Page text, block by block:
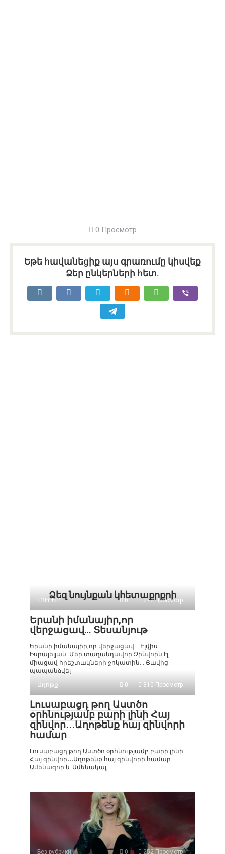
0 Просмотр
Եթե հավանեցիք այս գրառումը կիսվեք
Ձեր ընկերների հետ.
Ձեզ նույնքան կհետաքրքրի
ԼՈՒՐԵՐ 0 272 Просмотр
Երանի իմանայիր,որ
վերջացավ… Տեսանյութ
Երանի իմանայիր,որ վերջացավ… Էլվիս
Իսրայելյան. Մեր տաղանդավոր Զինվորն էլ
միացավ հրեշտակների ջոկատին… Ցավից
պապանձվել
Աղոթք
0 310 Просмотр
Լուսաբացդ թող Աստծո
օրհնությամբ բարի լինի Հայ
զինվոր․․․Աղոթենք հայ զինվորի
համար
Լուսաբացդ թող Աստծո օրհնությամբ բարի լինի
Հայ զինվոր․․․Աղոթենք հայ զինվորի համար
Ամենազոր և Ամենակալ
Без рубрики 0 252 Просмотр